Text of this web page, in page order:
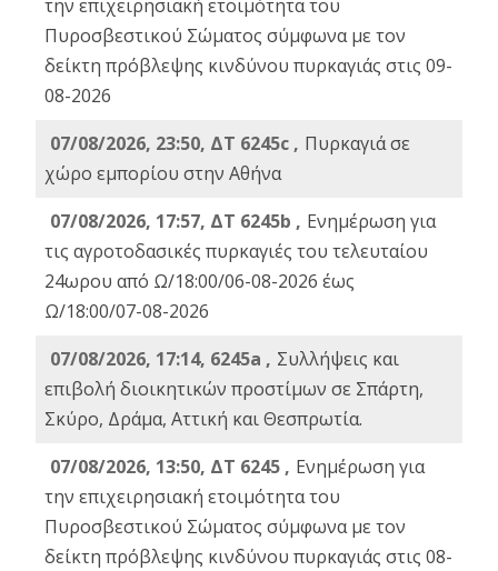
την επιχειρησιακή ετοιμότητα του
Πυροσβεστικού Σώματος σύμφωνα με τον
δείκτη πρόβλεψης κινδύνου πυρκαγιάς στις 09-
08-2026
07/08/2026, 23:50, ΔΤ 6245c , Πυρκαγιά σε
χώρο εμπορίου στην Αθήνα
07/08/2026, 17:57, ΔΤ 6245b , Ενημέρωση για
τις αγροτοδασικές πυρκαγιές του τελευταίου
24ωρου από Ω/18:00/06-08-2026 έως
Ω/18:00/07-08-2026
07/08/2026, 17:14, 6245a , Συλλήψεις και
επιβολή διοικητικών προστίμων σε Σπάρτη,
Σκύρο, Δράμα, Αττική και Θεσπρωτία.
07/08/2026, 13:50, ΔΤ 6245 , Ενημέρωση για
την επιχειρησιακή ετοιμότητα του
Πυροσβεστικού Σώματος σύμφωνα με τον
δείκτη πρόβλεψης κινδύνου πυρκαγιάς στις 08-